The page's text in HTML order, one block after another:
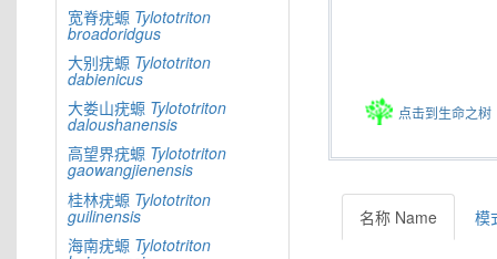
宽脊疣螈 Tylototriton
broadoridgus
大别疣螈 Tylototriton
dabienicus
大娄山疣螈 Tylototriton
daloushanensis
高望界疣螈 Tylototriton
gaowangjienensis
桂林疣螈 Tylototriton
guilinensis
海南疣螈 Tylototriton
点击到生命之树
名称 Name 模